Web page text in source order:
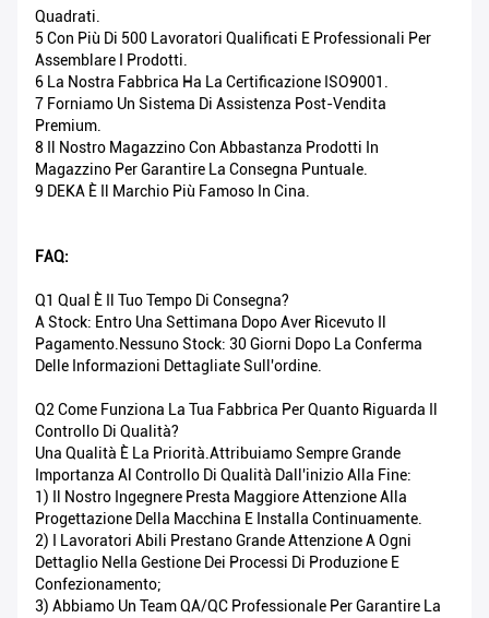
Quadrati.
5 Con Più Di 500 Lavoratori Qualificati E Professionali Per
Assemblare I Prodotti.
6 La Nostra Fabbrica Ha La Certificazione ISO9001.
7 Forniamo Un Sistema Di Assistenza Post-Vendita
Premium.
8 Il Nostro Magazzino Con Abbastanza Prodotti In
Magazzino Per Garantire La Consegna Puntuale.
9 DEKA È Il Marchio Più Famoso In Cina.
FAQ:
Q1 Qual È Il Tuo Tempo Di Consegna?
A Stock: Entro Una Settimana Dopo Aver Ricevuto Il
Pagamento.Nessuno Stock: 30 Giorni Dopo La Conferma
Delle Informazioni Dettagliate Sull'ordine.
Q2 Come Funziona La Tua Fabbrica Per Quanto Riguarda Il
Controllo Di Qualità?
Una Qualità È La Priorità.Attribuiamo Sempre Grande
Importanza Al Controllo Di Qualità Dall'inizio Alla Fine:
1) Il Nostro Ingegnere Presta Maggiore Attenzione Alla
Progettazione Della Macchina E Installa Continuamente.
2) I Lavoratori Abili Prestano Grande Attenzione A Ogni
Dettaglio Nella Gestione Dei Processi Di Produzione E
Confezionamento;
3) Abbiamo Un Team QA/QC Professionale Per Garantire La